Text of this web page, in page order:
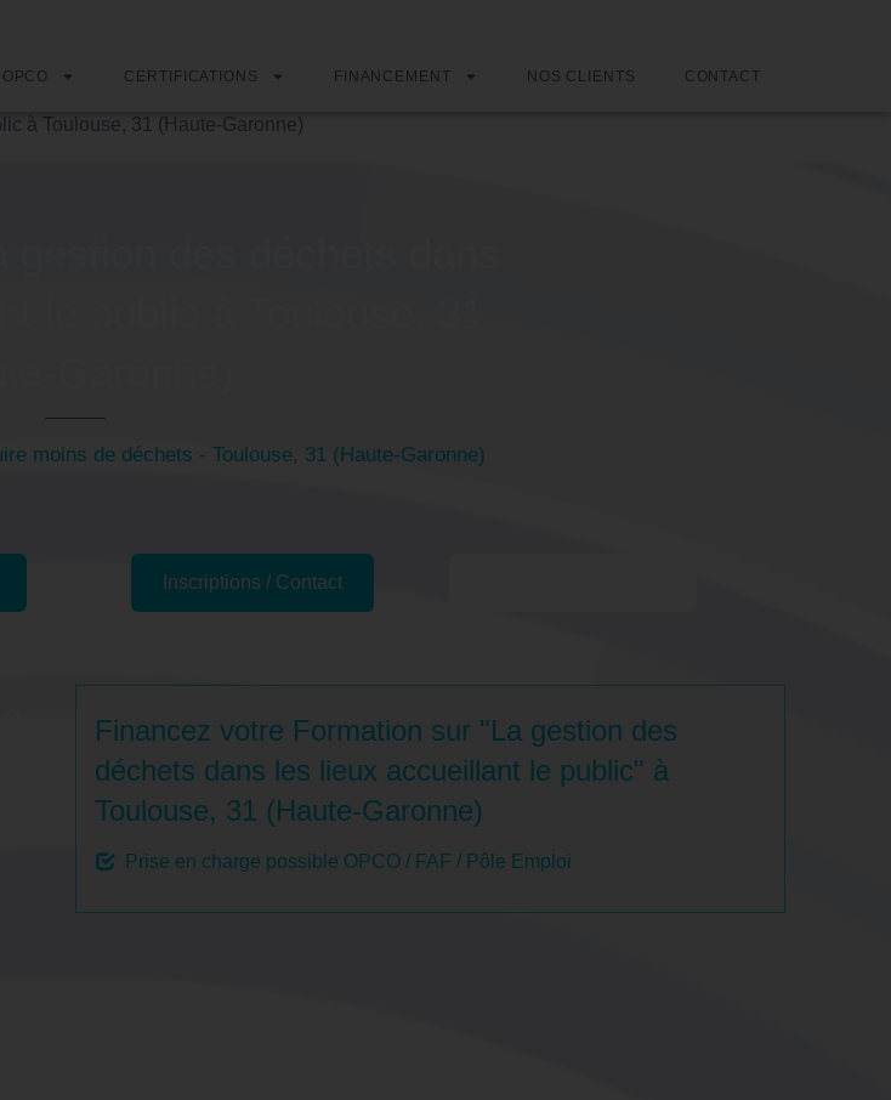
OPCO CERTIFICATIONS FINANCEMENT NOS CLIENTS CONTACT
à Toulouse, 31 (Haute-Garonne)
moins de déchets - Toulouse, 31 (Haute-Garonne)
Inscriptions / Contact
Financez votre Formation sur "La gestion des
déchets dans les lieux accueillant le public" à
Toulouse, 31 (Haute-Garonne)
Prise en charge possible OPCO / FAF / Pôle Emploi